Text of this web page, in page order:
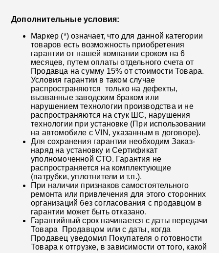
Дополнительные условия:
Маркер (*) означает, что для данной категории
товаров есть возможность приобретения
гарантии от нашей компании сроком на 6
месяцев, путем оплаты отдельного счета от
Продавца на сумму 15% от стоимости Товара.
Условия гарантии в таком случае
распространяются только на дефекты,
вызванные заводским браком или
нарушением технологии производства и не
распространяются на стук ШС, нарушения
технологии при установке (При использовании
на автомобиле с VIN, указанным в договоре).
Для сохранения гарантии необходим Заказ-
наряд на установку и Сертификат
уполномоченной СТО. Гарантия не
распространяется на комплектующие
(патрубки, уплотнители и т.п.).
При наличии признаков самостоятельного
ремонта или привлечения для этого сторонних
организаций без согласования с продавцом в
гарантии может быть отказано.
Гарантийный срок начинается с даты передачи
Товара Продавцом или с даты, когда
Продавец уведомил Покупателя о готовности
Товара к отгрузке, в зависимости от того, какой